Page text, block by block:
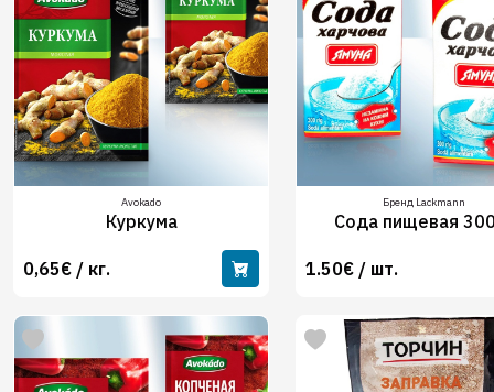
Avokado
Куркума
0,65€ / кг.
Бренд Lackmann
Сода пищевая
1.50€ / шт.